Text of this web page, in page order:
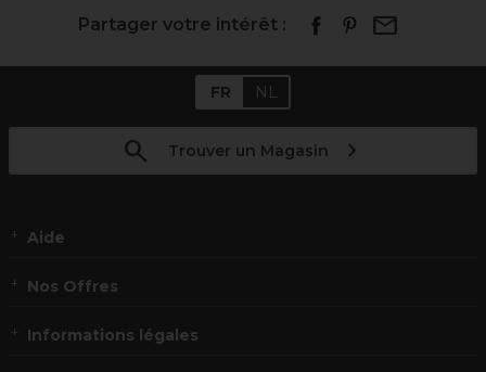
Partager votre intérêt :
FR NL
Trouver un Magasin
Aide
Nos Offres
Informations légales